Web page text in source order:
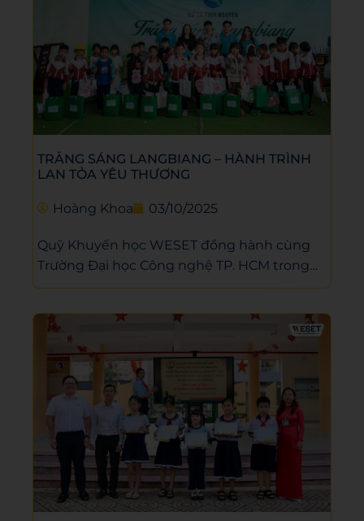
TRĂNG SÁNG LANGBIANG – HÀNH TRÌNH
LAN TỎA YÊU THƯƠNG
Hoàng Khoa 03/10/2025
Quỹ Khuyến học WESET đồng hành cùng
Trường Đại học Công nghệ TP. HCM trong
dự án “Trăng sáng LangBiang”, mang Trung
LangBiang.